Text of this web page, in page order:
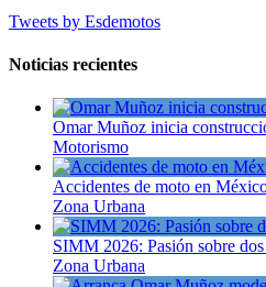
Tweets by Esdemotos
Noticias recientes
Omar Muñoz inicia
Motorismo
Accidentes de moto en
Zona Urbana
SIMM 2026: Pasión sobre
Zona Urbana